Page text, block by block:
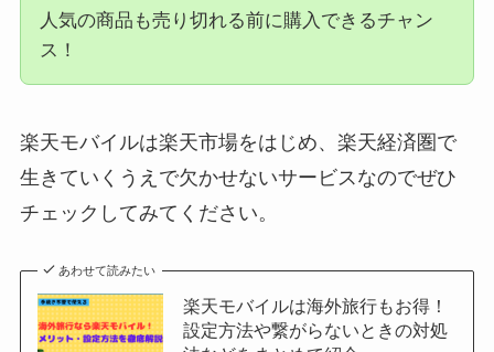
人気の商品も売り切れる前に購入できるチャン
ス！
楽天モバイルは楽天市場をはじめ、楽天経済圏で
生きていくうえで欠かせないサービスなのでぜひ
チェックしてみてください。
あわせて読みたい
楽天モバイルは海外旅行もお得！
設定方法や繋がらないときの対処